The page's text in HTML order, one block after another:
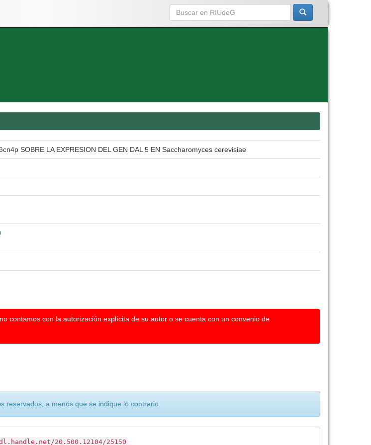
SOBRE LA EXPRESION DEL GEN DAL 5 EN Saccharomyces cerevisiae
contamos con la autorización explícita de su autor o se cuenta con un convenio de
reservados, a menos que se indique lo contrario.
20.500.12104/25150